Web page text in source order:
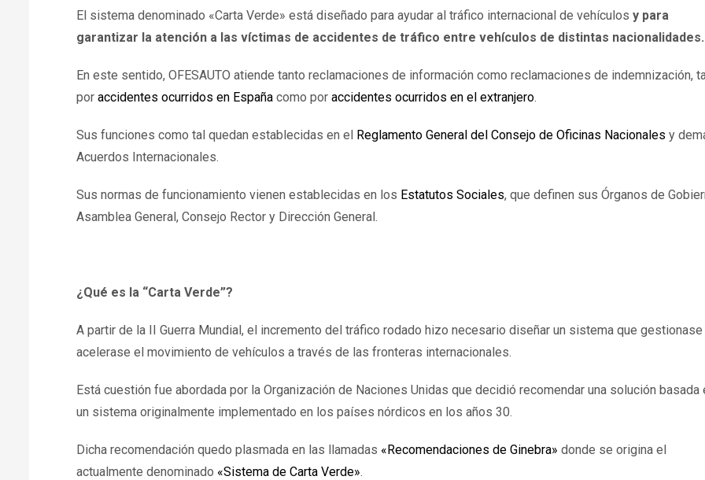
El sistema denominado «Carta Verde» está diseñado para ayudar al tráfico internacional de vehículos y para
garantizar la atención a las víctimas de accidentes de tráfico entre vehículos de distintas nacionalidades.
En este sentido, OFESAUTO atiende tanto reclamaciones de información como reclamaciones de indemnización,
por accidentes ocurridos en España como por accidentes ocurridos en el extranjero.
Sus funciones como tal quedan establecidas en el Reglamento General del Consejo de Oficinas Nacionales y
Acuerdos Internacionales.
Sus normas de funcionamiento vienen establecidas en los Estatutos Sociales, que definen sus Órganos de
Asamblea General, Consejo Rector y Dirección General.
¿Qué es la “Carta Verde”?
A partir de la II Guerra Mundial, el incremento del tráfico rodado hizo necesario diseñar un sistema que gestionase
acelerase el movimiento de vehículos a través de las fronteras internacionales.
Está cuestión fue abordada por la Organización de Naciones Unidas que decidió recomendar una solución basada
un sistema originalmente implementado en los países nórdicos en los años 30.
Dicha recomendación quedo plasmada en las llamadas «Recomendaciones de Ginebra» donde se origina el
actualmente denominado «Sistema de Carta Verde».